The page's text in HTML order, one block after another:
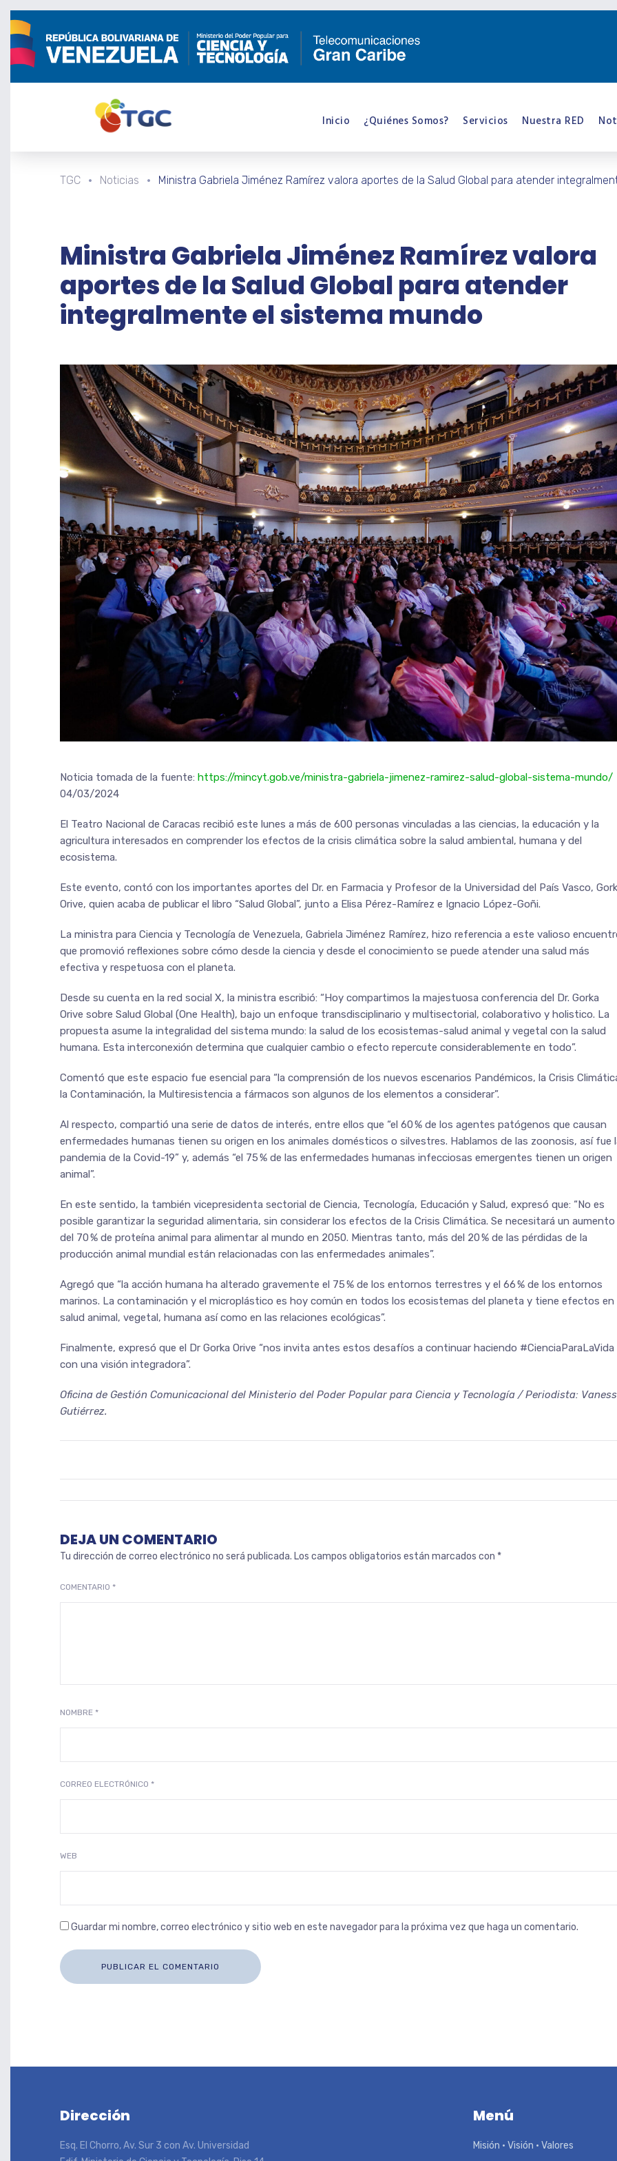
Inicio ¿Quiénes Somos? Servicios Nuestra RED
TGC Noticias Ministra Gabriela Jiménez Ramírez valora aportes de la Salud Global para atender
Ministra Gabriela Jiménez Ramírez valora
aportes de la Salud Global para atender
integralmente el sistema mundo
Noticia tomada de la fuente: https://mincyt.gob.ve/ministra-gabriela-jimenez-ramirez-salud-global-sistema-mundo/
04/03/2024
El Teatro Nacional de Caracas recibió este lunes a más de 600 personas vinculadas a las ciencias, la educación y la
agricultura interesados en comprender los efectos de la crisis climática sobre la salud ambiental, humana y del
ecosistema.
Este evento, contó con los importantes aportes del Dr. en Farmacia y Profesor de la Universidad del País Vasco,
Orive, quien acaba de publicar el libro “Salud Global”, junto a Elisa Pérez-Ramírez e Ignacio López-Goñi.
La ministra para Ciencia y Tecnología de Venezuela, Gabriela Jiménez Ramírez, hizo referencia a este valioso
que promovió reflexiones sobre cómo desde la ciencia y desde el conocimiento se puede atender una salud más
efectiva y respetuosa con el planeta.
Desde su cuenta en la red social X, la ministra escribió: “Hoy compartimos la majestuosa conferencia del Dr. Gorka
Orive sobre Salud Global (One Health), bajo un enfoque transdisciplinario y multisectorial, colaborativo y holistico. La
propuesta asume la integralidad del sistema mundo: la salud de los ecosistemas-salud animal y vegetal con la salud
humana. Esta interconexión determina que cualquier cambio o efecto repercute considerablemente en todo”.
Comentó que este espacio fue esencial para “la comprensión de los nuevos escenarios Pandémicos, la Crisis
la Contaminación, la Multiresistencia a fármacos son algunos de los elementos a considerar”.
Al respecto, compartió una serie de datos de interés, entre ellos que “el 60 % de los agentes patógenos que causan
enfermedades humanas tienen su origen en los animales domésticos o silvestres. Hablamos de las zoonosis, así fue
pandemia de la Covid-19” y, además “el 75 % de las enfermedades humanas infecciosas emergentes tienen un origen
animal”.
En este sentido, la también vicepresidenta sectorial de Ciencia, Tecnología, Educación y Salud, expresó que: “No es
posible garantizar la seguridad alimentaria, sin considerar los efectos de la Crisis Climática. Se necesitará un aumento
del 70 % de proteína animal para alimentar al mundo en 2050. Mientras tanto, más del 20 % de las pérdidas de la
producción animal mundial están relacionadas con las enfermedades animales”.
Agregó que “la acción humana ha alterado gravemente el 75 % de los entornos terrestres y el 66 % de los entornos
marinos. La contaminación y el microplástico es hoy común en todos los ecosistemas del planeta y tiene efectos en
salud animal, vegetal, humana así como en las relaciones ecológicas”.
Finalmente, expresó que el Dr Gorka Orive “nos invita antes estos desafíos a continuar haciendo #CienciaParaLaVida
con una visión integradora”.
Oficina de Gestión Comunicacional del Ministerio del Poder Popular para Ciencia y Tecnología / Periodista:
Gutiérrez.
DEJA UN COMENTARIO
Tu dirección de correo electrónico no será publicada. Los campos obligatorios están marcados con *
COMENTARIO *
NOMBRE *
CORREO ELECTRÓNICO *
WEB
Guardar mi nombre, correo electrónico y sitio web en este navegador para la próxima vez que haga un comentario.
Dirección
Esq. El Chorro, Av. Sur 3 con Av. Universidad
Menú
Misión • Visión • Valores